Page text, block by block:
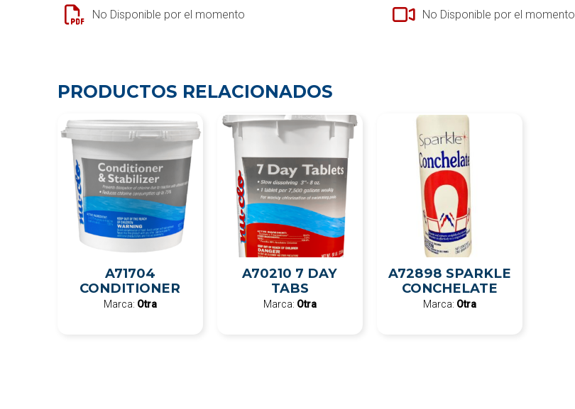
No Disponible por el momento No Disponible por el momento
PRODUCTOS RELACIONADOS
A71704
CONDITIONER
Marca: Otra
A70210 7 DAY
TABS
Marca: Otra
A72898 SPARKLE
CONCHELATE
Marca: Otra